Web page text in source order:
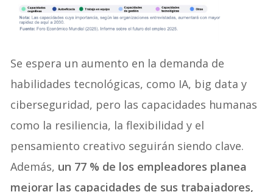
Se espera un aumento en la demanda de
habilidades tecnológicas, como IA, big data y
ciberseguridad, pero las capacidades humanas
como la resiliencia, la flexibilidad y el
pensamiento creativo seguirán siendo clave.
Además, un 77 % de los empleadores planea
mejorar las capacidades de sus trabajadores,